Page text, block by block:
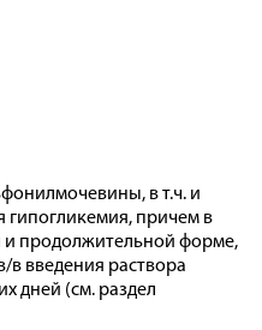
в т.ч. и
гипогликемия, причем в
и продолжительной форме,
в введения раствора
дней (см. раздел